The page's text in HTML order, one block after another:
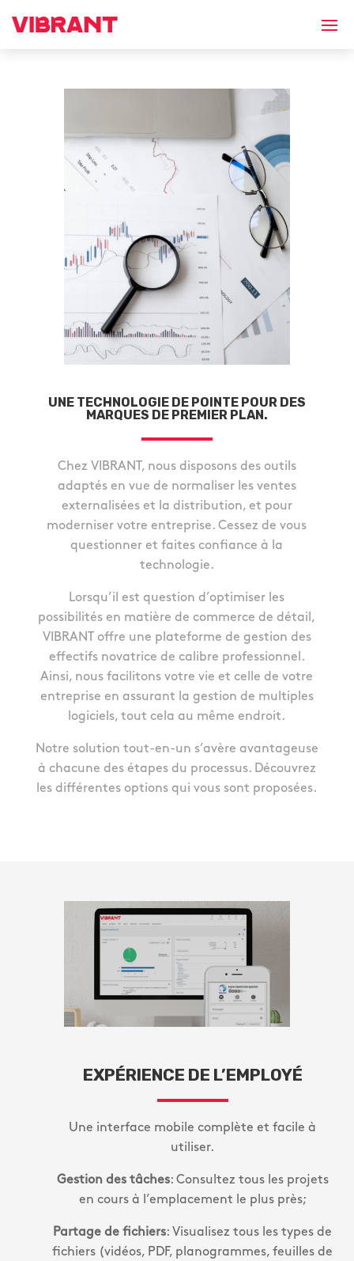
UNE TECHNOLOGIE DE POINTE POUR DES
MARQUES DE PREMIER PLAN.
Chez VIBRANT, nous disposons des outils
adaptés en vue de normaliser les ventes
externalisées et la distribution, et pour
moderniser votre entreprise. Cessez de vous
questionner et faites confiance à la
technologie.
Lorsqu’il est question d’optimiser les
possibilités en matière de commerce de détail,
VIBRANT offre une plateforme de gestion des
effectifs novatrice de calibre professionnel.
Ainsi, nous facilitons votre vie et celle de votre
entreprise en assurant la gestion de multiples
logiciels, tout cela au même endroit.
Notre solution tout-en-un s’avère avantageuse
à chacune des étapes du processus. Découvrez
les différentes options qui vous sont proposées.
EXPÉRIENCE DE L’EMPLOYÉ
Une interface mobile complète et facile à
utiliser.
Gestion des tâches: Consultez tous les projets
en cours à l’emplacement le plus près;
Partage de fichiers: Visualisez tous les types de
fichiers (vidéos, PDF, planogrammes, feuilles de